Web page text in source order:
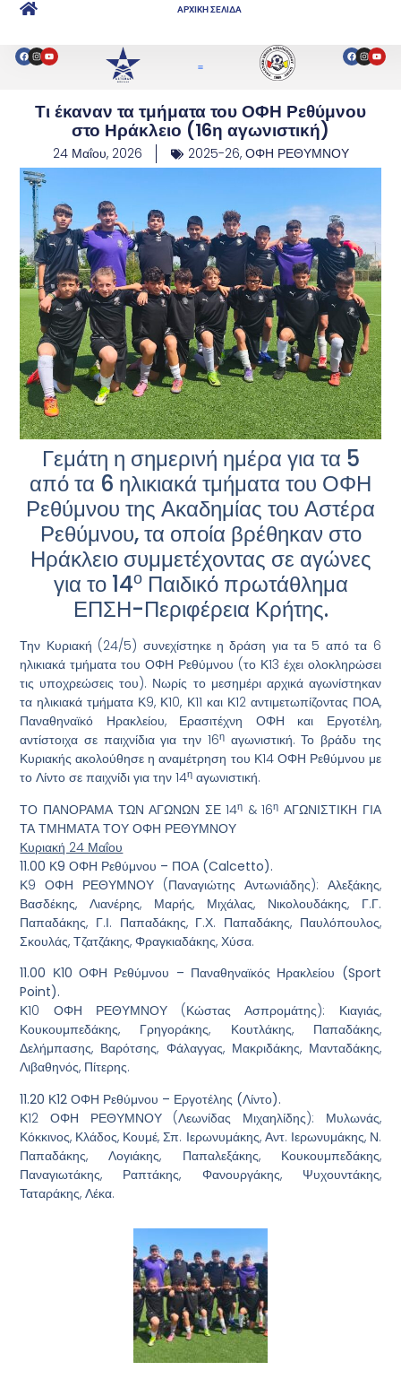
ΑΡΧΙΚΗ ΣΕΛΙΔΑ
Τι έκαναν τα τμήματα του ΟΦΗ Ρεθύμνου
στο Ηράκλειο (16η αγωνιστική)
24 Μαΐου, 2026 2025-26, ΟΦΗ ΡΕΘΥΜΝΟΥ
Γεμάτη η σημερινή ημέρα για τα 5
από τα 6 ηλικιακά τμήματα του ΟΦΗ
Ρεθύμνου της Ακαδημίας του Αστέρα
Ρεθύμνου, τα οποία βρέθηκαν στο
Ηράκλειο συμμετέχοντας σε αγώνες
για το 14οΠαιδικό πρωτάθλημα
ΕΠΣΗ-Περιφέρεια Κρήτης.
Την Κυριακή (24/5) συνεχίστηκε η δράση για τα 5 από τα 6
ηλικιακά τμήματα του ΟΦΗ Ρεθύμνου (το Κ13 έχει ολοκληρώσει
τις υποχρεώσεις του). Νωρίς το μεσημέρι αρχικά αγωνίστηκαν
τα ηλικιακά τμήματα Κ9, Κ10, Κ11 και Κ12 αντιμετωπίζοντας ΠΟΑ,
Παναθηναϊκό Ηρακλείου, Ερασιτέχνη ΟΦΗ και Εργοτέλη,
αντίστοιχα σε παιχνίδια για την 16ηαγωνιστική. Το βράδυ της
Κυριακής ακολούθησε η αναμέτρηση του Κ14 ΟΦΗ Ρεθύμνου με
το Λίντο σε παιχνίδι για την 14η αγωνιστική.
ΤΟ ΠΑΝΟΡΑΜΑ ΤΩΝ ΑΓΩΝΩΝ ΣΕ 14η & 16η ΑΓΩΝΙΣΤΙΚΗ ΓΙΑ
ΤΑ ΤΜΗΜΑΤΑ ΤΟΥ ΟΦΗ ΡΕΘΥΜΝΟΥ
Κυριακή 24 Μαΐου
11.00 Κ9 ΟΦΗ Ρεθύμνου – ΠΟΑ (Calcetto).
Κ9 ΟΦΗ ΡΕΘΥΜΝΟΥ (Παναγιώτης Αντωνιάδης): Αλεξάκης,
Βασδέκης, Λιανέρης, Μαρής, Μιχάλας, Νικολουδάκης, Γ.Γ.
Παπαδάκης, Γ.Ι. Παπαδάκης, Γ.Χ. Παπαδάκης, Παυλόπουλος,
Σκουλάς, Τζατζάκης, Φραγκιαδάκης, Χύσα.
11.00 Κ10 ΟΦΗ Ρεθύμνου – Παναθηναϊκός Ηρακλείου (Sport
Point).
Κ10 ΟΦΗ ΡΕΘΥΜΝΟΥ (Κώστας Ασπρομάτης): Κιαγιάς,
Κουκουμπεδάκης, Γρηγοράκης, Κουτλάκης, Παπαδάκης,
Δελήμπασης, Βαρότσης, Φάλαγγας, Μακριδάκης, Μανταδάκης,
Λιβαθηνός, Πίτερης.
11.20 Κ12 ΟΦΗ Ρεθύμνου – Εργοτέλης (Λίντο).
Κ12 ΟΦΗ ΡΕΘΥΜΝΟΥ (Λεωνίδας Μιχαηλίδης): Μυλωνάς,
Κόκκινος, Κλάδος, Κουμέ, Σπ. Ιερωνυμάκης, Αντ. Ιερωνυμάκης, Ν.
Παπαδάκης, Λογιάκης, Παπαλεξάκης, Κουκουμπεδάκης,
Παναγιωτάκης, Ραπτάκης, Φανουργάκης, Ψυχουντάκης,
Ταταράκης, Λέκα.